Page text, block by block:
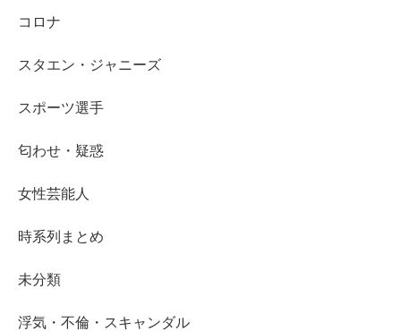
コロナ
スタエン・ジャニーズ
スポーツ選手
匂わせ・疑惑
女性芸能人
時系列まとめ
未分類
浮気・不倫・スキャンダル